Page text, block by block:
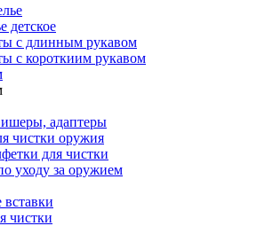
детское
с длинным рукавом
с короткиим рукавом
адаптеры
чистки оружия
для чистки
уходу за оружием
вставки
чистки